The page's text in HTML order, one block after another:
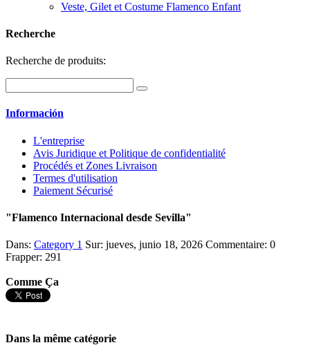
Veste, Gilet et Costume Flamenco Enfant
Recherche
Recherche de produits:
Información
L'entreprise
Avis Juridique et Politique de confidentialité
Procédés et Zones Livraison
Termes d'utilisation
Paiement Sécurisé
"Flamenco Internacional desde Sevilla"
Dans: Category 1 Sur: jueves, junio 18, 2026 Commentaire: 0
Frapper: 291
Comme Ça
Dans la même catégorie